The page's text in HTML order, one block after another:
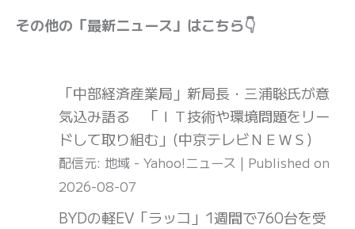
その他の「最新ニュース」はこちら👇
「中部経済産業局」新局長・三浦聡氏が意
気込み語る 「ＩＴ技術や環境問題をリー
ドして取り組む」(中京テレビＮＥＷＳ)
配信元: 地域 - Yahoo!ニュース
Published on
2026-08-07
BYDの軽EV「ラッコ」1週間で760台を受